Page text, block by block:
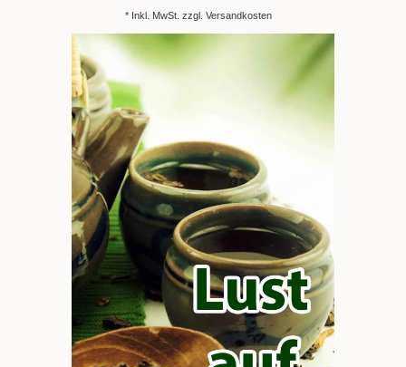
* Inkl. MwSt. zzgl. Versandkosten